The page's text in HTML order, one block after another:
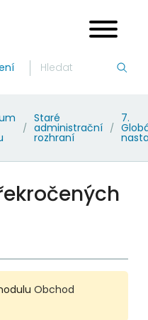
/
Staré
administrační
rozhraní
/
7.
Obchod